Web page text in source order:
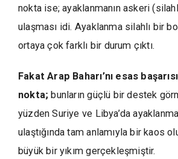
nokta ise; ayaklanmanın askeri
ulaşması idi. Ayaklanma silahlı bir
ortaya çok farklı bir durum çıktı.
Fakat Arap Baharı’nı esas
nokta; bunların güçlü bir destek
yüzden Suriye ve Libya’da
ulaştığında tam anlamıyla bir kaos
büyük bir yıkım gerçekleşmiştir.